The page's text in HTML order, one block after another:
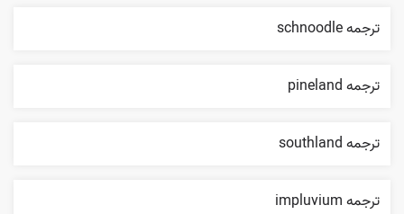
ترجمه schnoodle
ترجمه pineland
ترجمه southland
ترجمه impluvium